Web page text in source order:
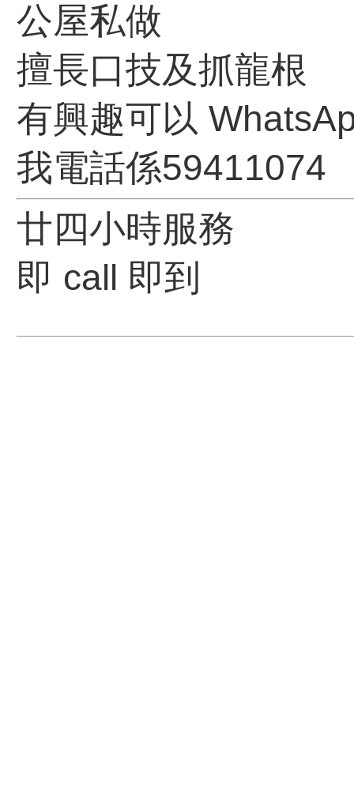
公屋私做
擅長口技及抓龍根
有興趣可以
我電話係59411074
廿四小時服務
即 call 即到